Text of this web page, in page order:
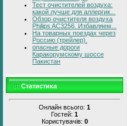
Тест очистителей воздуха:
какой лучше для аллергик...
Обзор очистителя воздуха
Philips AC3256. Избавляем...
На товарных поездах через
Россию (трейлер).
опасные дороги
Каракорумскому шоссе
Пакистан
Статистика
Онлайн всього: 1
Гостей: 1
Користувачів: 0